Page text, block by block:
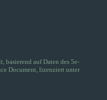
basierend auf Daten des5e-
Document, lizenziert unter